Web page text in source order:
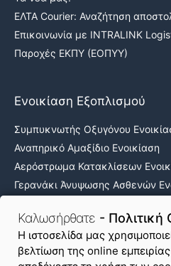
Καλωσήρθατε - Πολιτική
H ιστοσελίδα μας
βελτίωση της online
ΕΛΤΑ Courier: Αναζήτηση
Επικοινωνία με INTRALINK
Παροχές ΕΚΠΥ (ΕΟΠΥΥ)
Ενοικίαση Εξοπλισμού
Συμπυκνωτής Οξυγόνου
Αναπηρικό Αμαξίδιο Ενοικίαση
Αερόστρωμα Κατακλίσεων
Γερανάκι Άνυψωσης Ασθενών